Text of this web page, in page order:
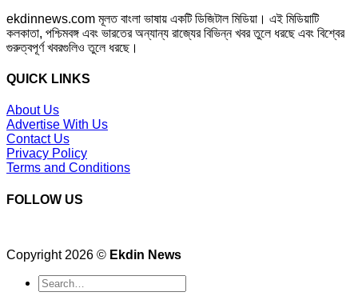
ekdinnews.com মূলত বাংলা ভাষায় একটি ডিজিটাল মিডিয়া। এই মিডিয়াটি
কলকাতা, পশ্চিমবঙ্গ এবং ভারতের অন্যান্য রাজ্যের বিভিন্ন খবর তুলে ধরছে এবং বিশ্বের
গুরুত্বপূর্ণ খবরগুলিও তুলে ধরছে।
QUICK LINKS
About Us
Advertise With Us
Contact Us
Privacy Policy
Terms and Conditions
FOLLOW US
Copyright 2026 © Ekdin News